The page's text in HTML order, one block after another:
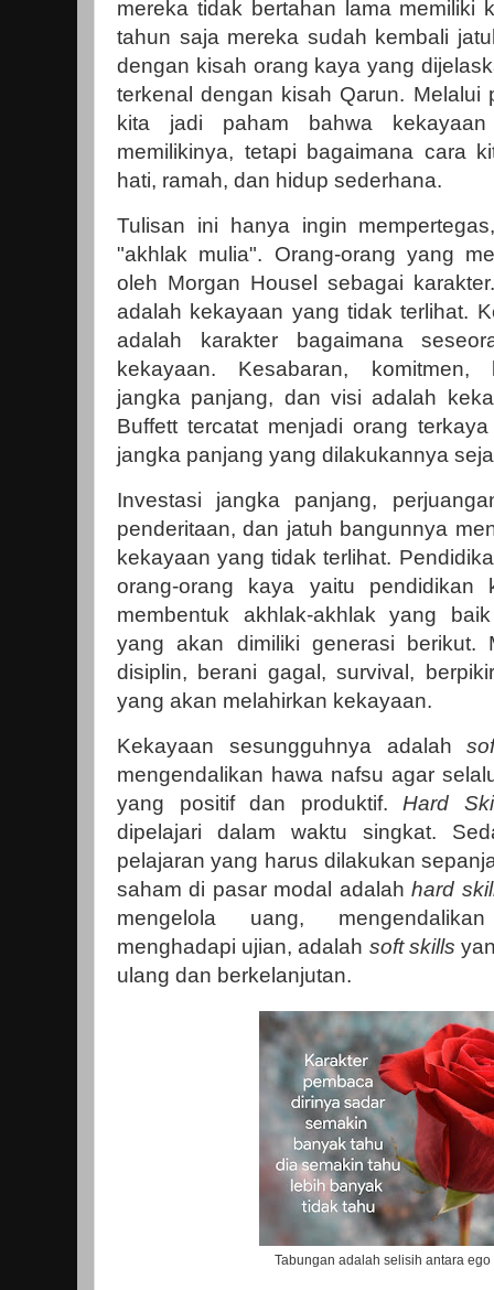
mereka tidak bertahan lama memiliki
tahun saja mereka sudah kembali
dengan kisah orang kaya yang
terkenal dengan kisah Qarun. Melalui
kita jadi paham bahwa
memilikinya, tetapi bagaimana cara
hati, ramah, dan hidup sederhana.
Tulisan ini hanya ingin
"akhlak mulia". Orang-orang yang
oleh Morgan Housel sebagai
adalah kekayaan yang tidak terlihat.
adalah karakter bagaimana
kekayaan. Kesabaran, komitmen,
jangka panjang, dan visi adalah
Buffett tercatat menjadi orang
jangka panjang yang dilakukannya
Investasi jangka panjang,
penderitaan, dan jatuh bangunnya
kekayaan yang tidak terlihat.
orang-orang kaya yaitu pendidikan
membentuk akhlak-akhlak yang
yang akan dimiliki generasi berikut.
disiplin, berani gagal, survival,
yang akan melahirkan kekayaan.
Kekayaan sesungguhnya adalah
mengendalikan hawa nafsu agar
yang positif dan produktif.Hard
dipelajari dalam waktu singkat.
pelajaran yang harus dilakukan
saham di pasar modal adalahhard
mengelola uang,
menghadapi ujian, adalah soft skills
ulang dan berkelanjutan.
Tabungan adalah selisih antara